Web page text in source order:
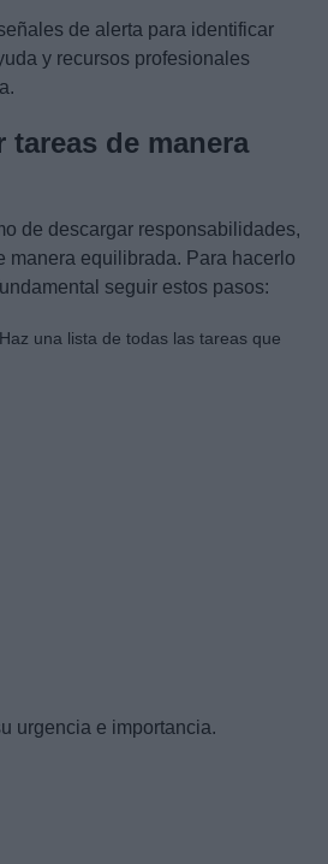
de alerta para identificar
y recursos profesionales
tareas de manera
de descargar responsabilidades,
manera equilibrada. Para hacerlo
seguir estos pasos:
Haz una lista de todas las tareas que
urgencia e importancia.